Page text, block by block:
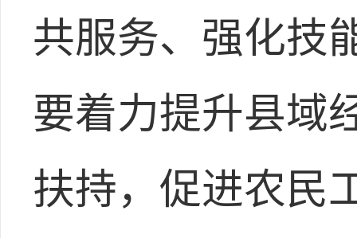
共服务、强化技
要着力提升县域
扶持，促进农民